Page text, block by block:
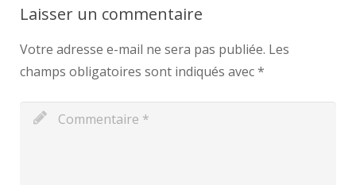
Laisser un commentaire
Votre adresse e-mail ne sera pas publiée. Les
champs obligatoires sont indiqués avec*